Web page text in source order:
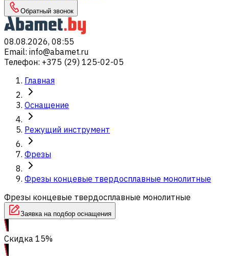
Обратный звонок
08.08.2026, 08:55
Email: info@abamet.ru
Телефон: +375 (29) 125-02-05
Главная
Оснащение
Режущий инструмент
Фрезы
Фрезы концевые твердосплавные монолитные
Фрезы концевые твердосплавные монолитные
Заявка на подбор оснащения
Скидка 15%